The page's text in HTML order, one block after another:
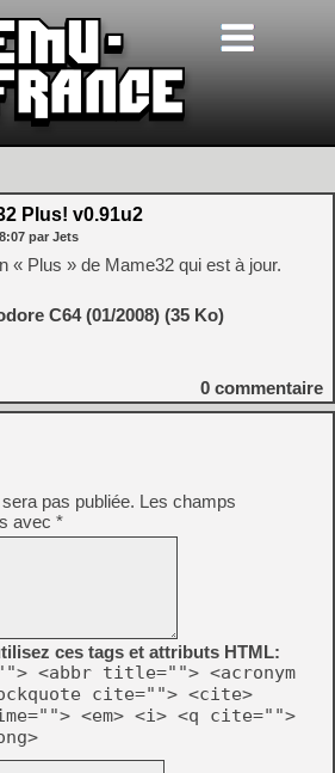
Plus! v0.91u2
par Jets
« Plus » de Mame32 qui est à jour.
C64 (01/2008) (35 Ko)
0 commentaire
pas publiée. Les champs
avec *
ces tags et attributs HTML:
<abbr title=""> <acronym
cite=""> <cite>
<em> <i> <q cite="">